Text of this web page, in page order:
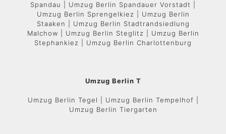
Spandau | Umzug Berlin Spandauer Vorstadt |
Umzug Berlin Sprengelkiez | Umzug Berlin
Staaken | Umzug Berlin Stadtrandsiedlung
Malchow | Umzug Berlin Steglitz | Umzug Berlin
Stephankiez | Umzug Berlin Charlottenburg
Umzug Berlin T
Umzug Berlin Tegel | Umzug Berlin Tempelhof |
Umzug Berlin Tiergarten